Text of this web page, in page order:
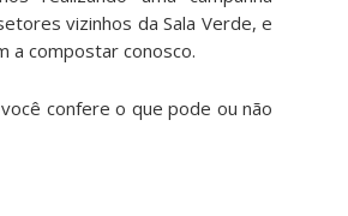
vizinhos da Sala Verde, e
a compostar conosco.
confere o que pode ou não